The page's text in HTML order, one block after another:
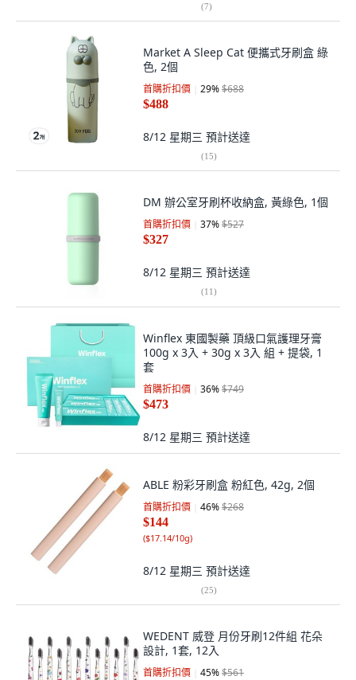
(7)
Market A Sleep Cat 便攜式牙刷盒 綠
色, 2個
首購折扣價 29%$688
$488
8/12 星期三 預計送達
(15)
DM 辦公室牙刷杯收納盒, 黃綠色, 1個
首購折扣價 37%$527
$327
8/12 星期三 預計送達
(11)
Winflex 東國製藥 頂級口氣護理牙膏
100g x 3入 + 30g x 3入 組 + 提袋, 1
套
首購折扣價 36%$749
$473
8/12 星期三 預計送達
ABLE 粉彩牙刷盒 粉紅色, 42g, 2個
首購折扣價 46%$268
$144
($17.14/10g)
8/12 星期三 預計送達
(25)
WEDENT 威登 月份牙刷12件組 花朵
設計, 1套, 12入
首購折扣價 45%$561